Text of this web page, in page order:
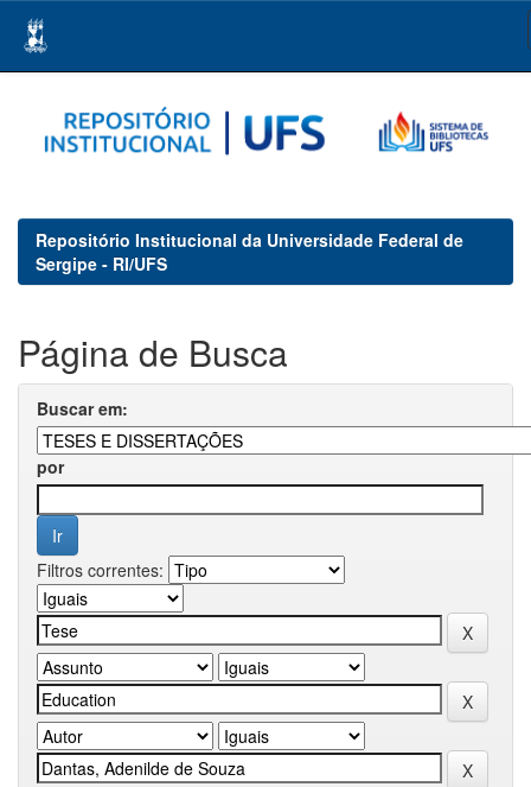
navigation
Repositório Institucional da Universidade Federal de
Sergipe - RI/UFS
Página de Busca
Buscar em:
por
Filtros correntes: